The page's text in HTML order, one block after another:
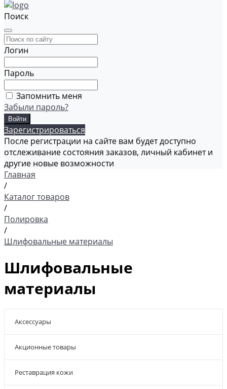
Поиск
Логин
Пароль
Запомнить меня
Забыли пароль?
Зарегистрироваться
После регистрации на сайте вам будет доступно
отслеживание состояния заказов, личный кабинет и
другие новые возможности
Главная
/
Каталог товаров
/
Полировка
/
Шлифовальные материалы
Шлифовальные
материалы
Аксессуары
Акционные товары
Реставрация кожи